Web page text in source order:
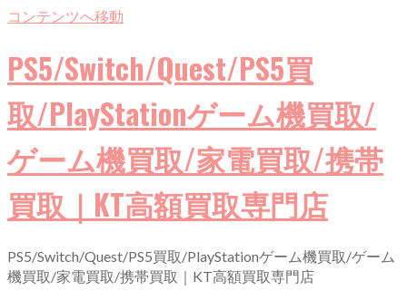
コンテンツへ移動
PS5/Switch/Quest/PS5買
取/PlayStationゲーム機買取/
ゲーム機買取/家電買取/携帯
買取｜KT高額買取専門店
PS5/Switch/Quest/PS5買取/PlayStationゲーム機買取/ゲーム
機買取/家電買取/携帯買取｜KT高額買取専門店